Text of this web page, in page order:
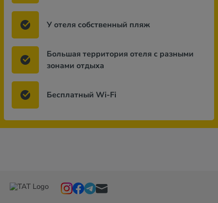
У отеля собственный пляж
Большая территория отеля с разными
зонами отдыха
Бесплатный Wi-Fi